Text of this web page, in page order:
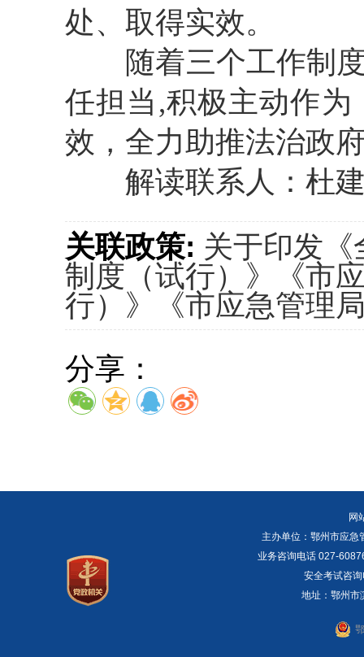
处、取得实效。
随着三个工作制度
任担当,积极主动作
效，全力助推法治政
解读联系人：杜建
关联政策: 关于印发
制度（试行）》《市
行）》《市应急管理
分享：
网
主办单位：鄂州市应
业务咨询电话 027-
安全考试咨
地址：鄂州市